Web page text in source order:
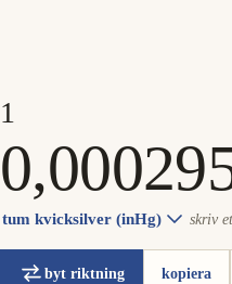
tum kvicksilver (inHg) skriv
byt riktning kopiera